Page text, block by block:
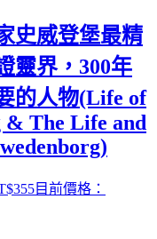
史威登堡最精
靈界，300年
的人物(Life of
& The Life and
355目前價格：